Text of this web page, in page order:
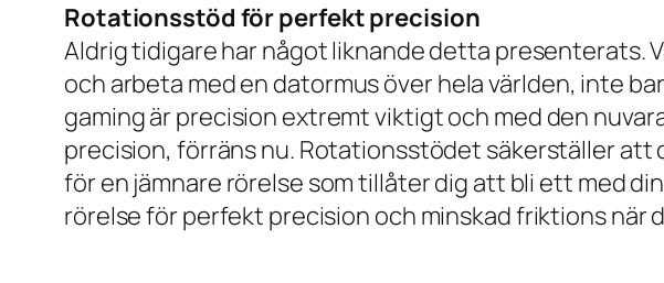
Rotationsstöd för perfekt precision
Aldrig tidigare har något liknande detta
och arbeta med en datormus över hela världen, inte
gaming är precision extremt viktigt och med den
precision, förräns nu. Rotationsstödet säkerställer att
för en jämnare rörelse som tillåter dig att bli ett med
rörelse för perfekt precision och minskad friktions när